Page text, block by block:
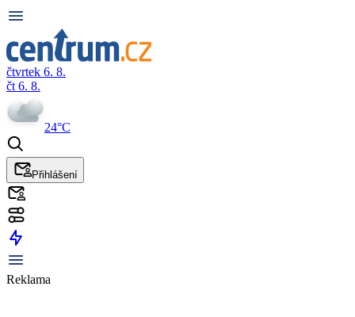
čtvrtek 6. 8.
čt 6. 8.
24°C
Přihlášení
Reklama